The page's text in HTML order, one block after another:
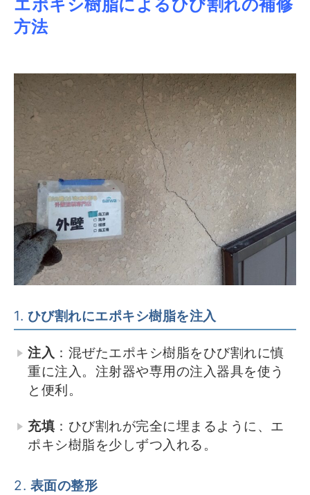
エポキシ樹脂によるひび割れの補修
方法
1. ひび割れにエポキシ樹脂を注入
注入 ：混ぜたエポキシ樹脂をひび割れに慎
重に注入。注射器や専用の注入器具を使う
と便利。
充填 ：ひび割れが完全に埋まるように、エ
ポキシ樹脂を少しずつ入れる。
2. 表面の整形